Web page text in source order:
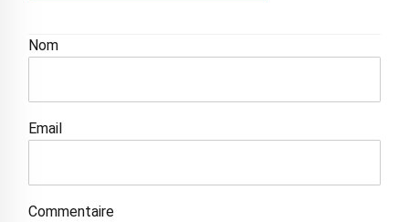
Nom
Email
Commentaire